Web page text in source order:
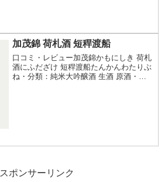
加茂錦 荷札酒 短稈渡船
口コミ・レビュー加茂錦かもにしき 荷札
酒にふだざけ 短稈渡船たんかんわたりぶ
ね・分類：純米大吟醸酒 生酒 原酒・画
スポンサーリンク